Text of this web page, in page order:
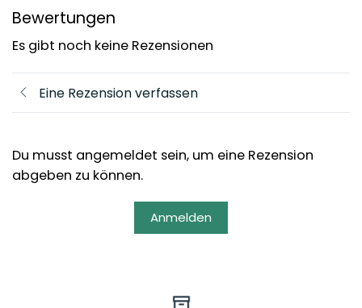
Bewertungen
Es gibt noch keine Rezensionen
Eine Rezension verfassen
Du musst angemeldet sein, um eine Rezension
abgeben zu können.
Anmelden